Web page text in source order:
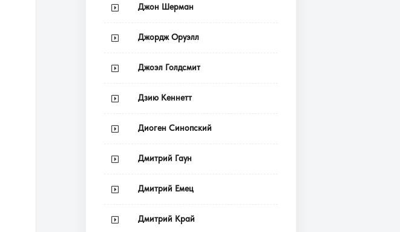
Джон Шерман
Джордж Оруэлл
Джоэл Голдсмит
Дзию Кеннетт
Диоген Синопский
Дмитрий Гаун
Дмитрий Емец
Дмитрий Край